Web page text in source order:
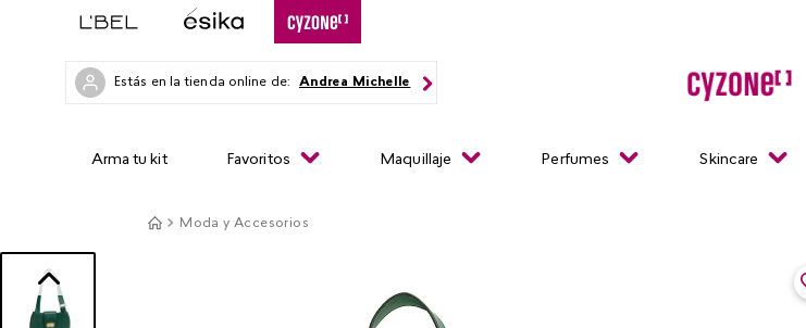
Estás en la tienda online de: Andrea Michelle
Arma tu kit Favoritos Maquillaje Perfumes Skincare
Moda y Accesorios